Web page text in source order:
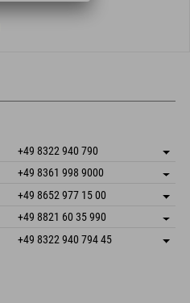
+49 8322 940 790
Adresse speichern
Buchen
+49 8361 998 9000
Adresse speichern
Anreiseinfos
Buchen
+49 8652 977 15 00
Adresse speichern
Buchen
+49 8821 60 35 990
Adresse speichern
Anreiseinfos
+49 8322 940 794 45